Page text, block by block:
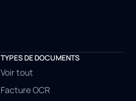
TYPES DE DOCUMENTS
Voir tout
Facture OCR